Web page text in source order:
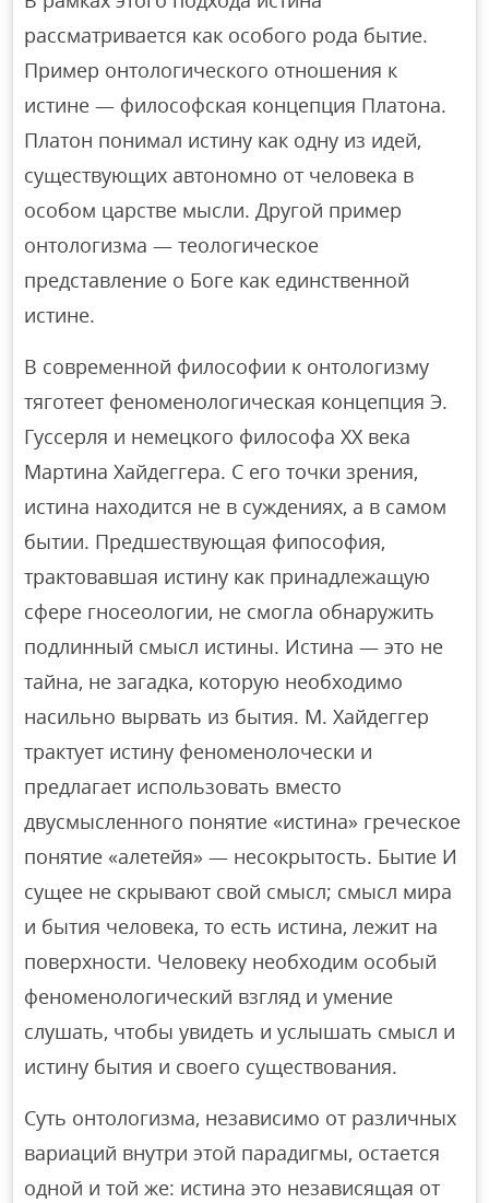
рассматривается как особого рода бытие.
Пример онтологического отношения к
истине — философская концепция Платона.
Платон понимал истину как одну из идей,
существующих автономно от человека в
особом царстве мысли. Другой пример
онтологизма — теологическое
представление о Боге как единственной
истине.
В современной философии к онтологизму
тяготеет феноменологическая концепция Э.
Гуссерля и немецкого философа XX века
Мартина Хайдеггера. С его точки зрения,
истина находится не в суждениях, а в самом
бытии. Предшествующая фипософия,
трактовавшая истину как принадлежащую
сфере гносеологии, не смогла обнаружить
подлинный смысл истины. Истина — это не
тайна, не загадка, которую необходимо
насильно вырвать из бытия. М. Хайдеггер
трактует истину феноменолочески и
предлагает использовать вместо
двусмысленного понятие «истина» греческое
понятие «алетейя» — несокрытость. Бытие И
сущее не скрывают свой смысл; смысл мира
и бытия человека, то есть истина, лежит на
поверхности. Человеку необходим особый
феноменологический взгляд и умение
слушать, чтобы увидеть и услышать смысл и
истину бытия и своего существования.
Суть онтологизма, независимо от различных
вариаций внутри этой парадигмы, остается
одной и той же: истина это независящая от